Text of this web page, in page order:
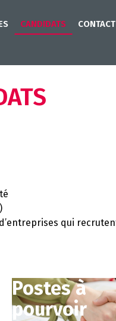
CANDIDATS CONTACT
qui
Postes à
pourvoir